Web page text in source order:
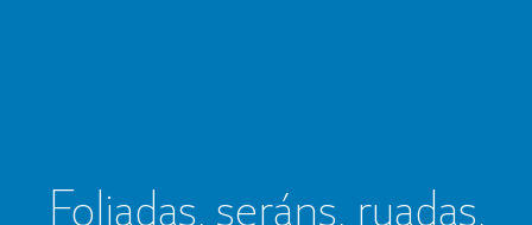
Foliadas, seráns, ruadas,